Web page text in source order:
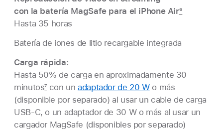
con la batería MagSafe para el iPhone Air6
Hasta 35 horas
Batería de iones de litio recargable integrada
Carga rápida:
Hasta 50% de carga en aproximadamente 30
minutos7 con unadaptador de 20 Wo más
(disponible por separado) al usar un cable de carga
USB-C, o un adaptador de 30 W o más al usar un
cargador MagSafe (disponibles por separado)